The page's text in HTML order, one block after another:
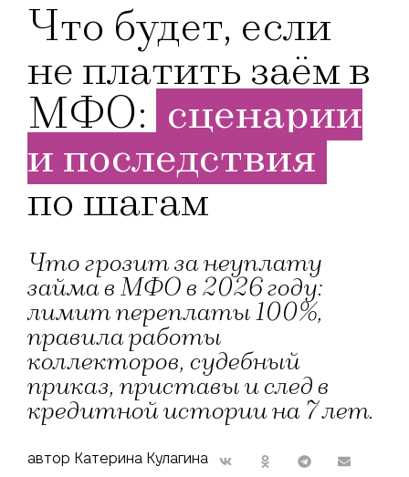
Что будет, если
не платить заём в
МФО: сценарии
и последствия
по шагам
Что грозит за неуплату
займа в МФО в 2026 году:
лимит переплаты 100%,
правила работы
коллекторов, судебный
приказ, приставы и след в
кредитной истории на 7 лет.
автор Катерина Кулагина